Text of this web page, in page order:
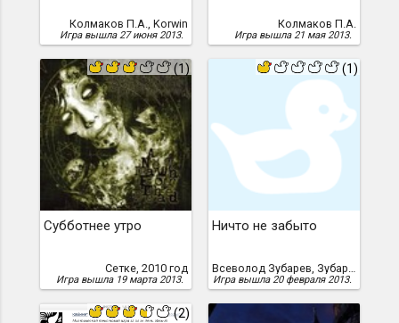
Колмаков П.А., Korwin
Игра вышла 27 июня 2013.
Колмаков П.А.
Игра вышла 21 мая 2013.
(1)
Субботнее утро
Сетке, 2010 год
Игра вышла 19 марта 2013.
(1)
Ничто не забыто
Всеволод Зубарев, Зубарев, Всеволод
Игра вышла 20 февраля 2013.
(2)